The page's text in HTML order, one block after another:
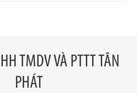
TMDV VÀ PTTT TÂN
PHÁT